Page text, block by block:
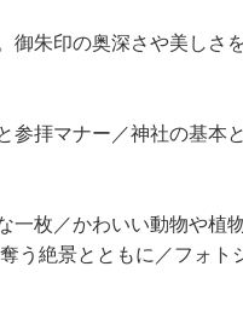
朱印の奥深さや美しさ
拝マナー／神社の基
枚／かわいい動物や植
う絶景とともに／フ